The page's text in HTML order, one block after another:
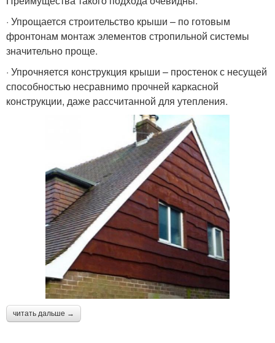
· Упрощается строительство крыши – по готовым
фронтонам монтаж элементов стропильной системы
значительно проще.
· Упрочняется конструкция крыши – простенок с несущей
способностью несравнимо прочней каркасной
конструкции, даже рассчитанной для утепления.
читать дальше →